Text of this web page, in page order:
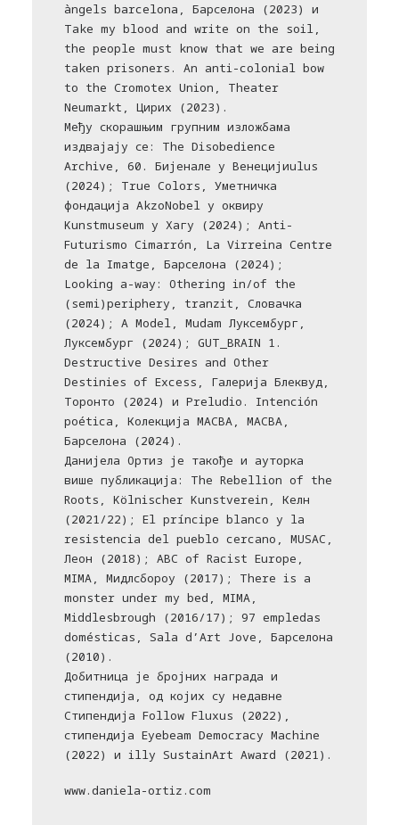
àngels barcelona, Барселона (2023) и
Take my blood and write on the soil,
the people must know that we are being
taken prisoners. An anti-colonial bow
to the Cromotex Union, Theater
Neumarkt, Цирих (2023).
Међу скорашњим групним изложбама
издвајају се: The Disobedience
Archive, 60. Бијенале у Венецијиulus
(2024); True Colors, Уметничка
фондација AkzoNobel у оквиру
Kunstmuseum у Хагу (2024); Anti-
Futurismo Cimarrón, La Virreina Centre
de la Imatge, Барселона (2024);
Looking a-way: Othering in/of the
(semi)periphery, tranzit, Словачка
(2024); A Model, Mudam Луксембург,
Луксембург (2024); GUT_BRAIN 1.
Destructive Desires and Other
Destinies of Excess, Галерија Блеквуд,
Торонто (2024) и Preludio. Intención
poética, Колекција MACBA, MACBA,
Барселона (2024).
Данијела Ортиз је такође и ауторка
више публикација: The Rebellion of the
Roots, Kölnischer Kunstverein, Келн
(2021/22); El príncipe blanco y la
resistencia del pueblo cercano, MUSAC,
Леон (2018); ABC of Racist Europe,
MIMA, Мидлсбороу (2017); There is a
monster under my bed, MIMA,
Middlesbrough (2016/17); 97 empledas
domésticas, Sala d’Art Jove, Барселона
(2010).
Добитница је бројних награда и
стипендија, од којих су недавне
Стипендија Follow Fluxus (2022),
стипендија Eyebeam Democracy Machine
(2022) и illy SustainArt Award (2021).
www.daniela-ortiz.com